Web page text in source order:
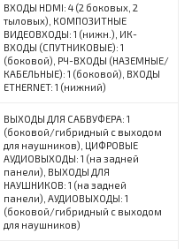
ВХОДЫ HDMI: 4 (2 боковых, 2
тыловых), КОМПОЗИТНЫЕ
ВИДЕОВХОДЫ: 1 (нижн.), ИК-
ВХОДЫ (СПУТНИКОВЫЕ): 1
(боковой), РЧ-ВХОДЫ (НАЗЕМНЫЕ/
КАБЕЛЬНЫЕ): 1 (боковой), ВХОДЫ
ETHERNET: 1 (нижний)
ВЫХОДЫ ДЛЯ САБВУФЕРА: 1
(боковой/гибридный с выходом
для наушников), ЦИФРОВЫЕ
АУДИОВЫХОДЫ: 1 (на задней
панели), ВЫХОДЫ ДЛЯ
НАУШНИКОВ: 1 (на задней
панели), АУДИОВЫХОДЫ: 1
(боковой/гибридный с выходом
для наушников)